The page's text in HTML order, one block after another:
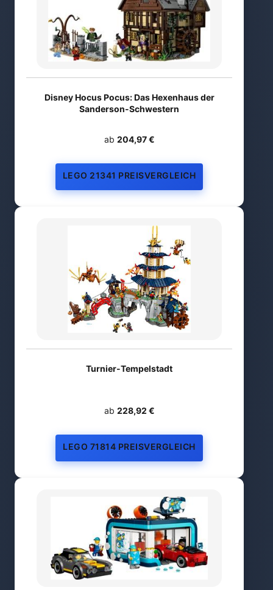
Disney Hocus Pocus: Das Hexenhaus der
Sanderson-Schwestern
ab 204,97 €
LEGO 21341 PREISVERGLEICH
Turnier-Tempelstadt
ab 228,92 €
LEGO 71814 PREISVERGLEICH